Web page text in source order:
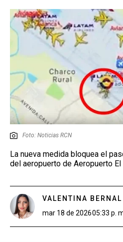
Foto: Noticias RCN
La nueva medida bloquea el
del aeropuerto de Aeropuerto El
VALENTINA BERNAL
mar 18 de 202605:33 p.